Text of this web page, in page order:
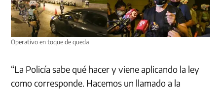
Operativo en toque de queda
“La Policía sabe qué hacer y viene aplicando la ley
como corresponde. Hacemos un llamado a la